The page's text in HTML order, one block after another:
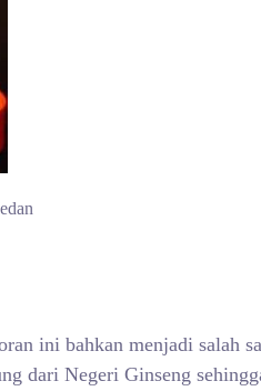
ini bahkan menjadi salah
dari Negeri Ginseng